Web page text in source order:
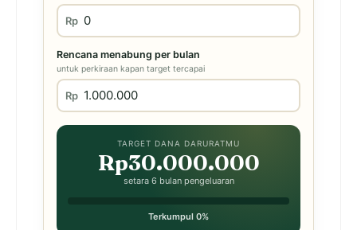
Rp
Rencana menabung per bulan
untuk perkiraan kapan target tercapai
Rp
TARGET DANA DARURATMU
Rp30.000.000
setara 6 bulan pengeluaran
Terkumpul 0%